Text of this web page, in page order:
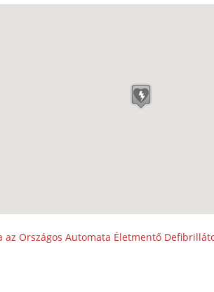
az Országos Automata Életmentő